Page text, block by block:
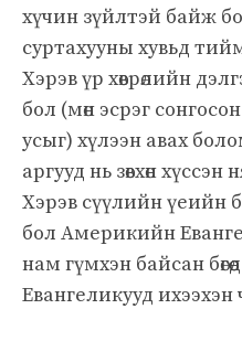
хүчин зүйлтэй байж
суртахууны хувьд
Хэрэв үр хөврөлийн
бол (мөн эсрэг
усыг) хүлээн авах
аргууд нь зөвхөн хүссэн
Хэрэв сүүлийн үеийн
бол Америкийн
нам гүмхэн байсан
Евангеликууд